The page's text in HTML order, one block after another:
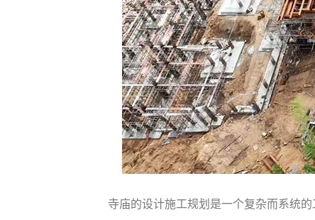
寺庙的设计施工规划是一个复杂而系统